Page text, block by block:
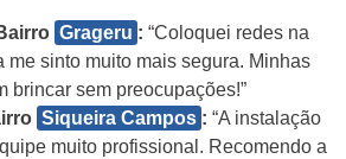
Grageru : “Coloquei redes na
me sinto muito mais segura. Minhas
brincar sem preocupações!”
Siqueira Campos : “A instalação
muito profissional. Recomendo a